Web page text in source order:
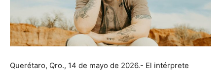
Querétaro, Qro., 14 de mayo de 2026.- El intérprete